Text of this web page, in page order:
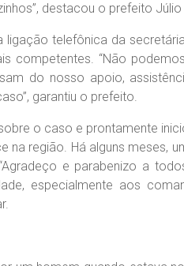
destacou o prefeito Júlio
ligação telefônica da
competentes. “Não
do nosso apoio,
garantiu o prefeito.
o caso e prontamente
na região. Há alguns meses,
e parabenizo a
especialmente aos